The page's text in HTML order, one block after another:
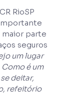
RioSP
maior parte
seguros
um lugar
é um
deitar,
refeitório